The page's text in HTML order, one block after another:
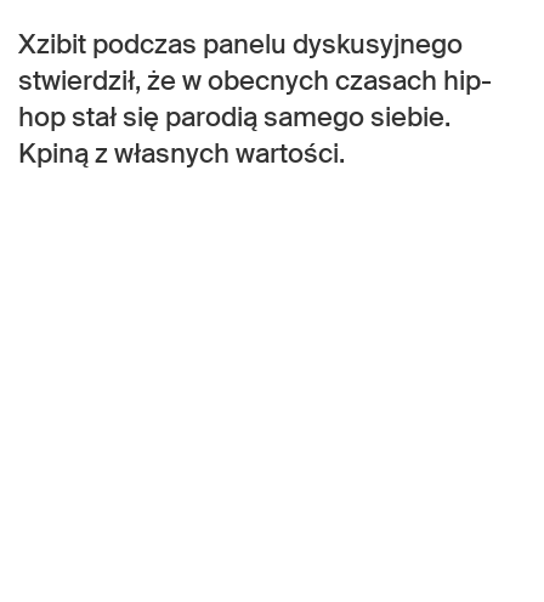
Xzibit podczas panelu dyskusyjnego
stwierdził, że w obecnych czasach hip-
hop stał się parodią samego siebie.
Kpiną z własnych wartości.